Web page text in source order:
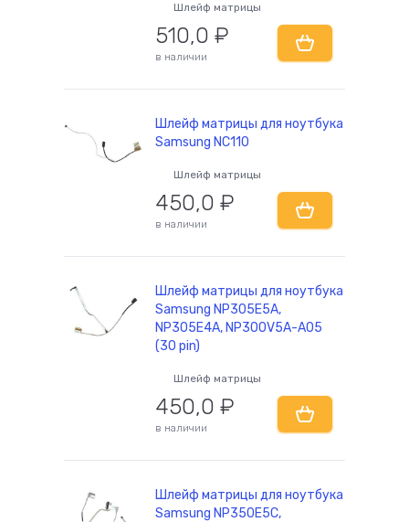
Шлейф матрицы
510,0 ₽
в наличии
Шлейф матрицы для ноутбука
Samsung NC110
Шлейф матрицы
450,0 ₽
в наличии
Шлейф матрицы для ноутбука
Samsung NP305E5A,
NP305E4A, NP300V5A-A05
(30 pin)
Шлейф матрицы
450,0 ₽
в наличии
Шлейф матрицы для ноутбука
Samsung NP350E5C,